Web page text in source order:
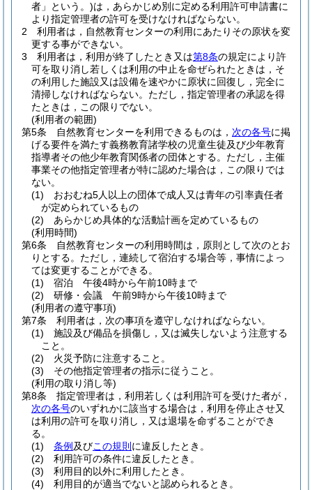
者」という。)は，あらかじめ別に定める利用許可申請書に
より指定管理者の許可を受けなければならない。
2
利用者は，自然教育センターの利用にあたりその原状を変
更する事ができない。
3
利用者は，利用が終了したとき又は第8条の規定により許
可を取り消し若しくは利用の中止を命ぜられたときは，そ
の利用した施設又は設備を速やかに原状に回復し，完全に
清掃しなければならない。 ただし，指定管理者の承認を得
たときは，この限りでない。
(利用者の範囲)
第5条
自然教育センターを利用できるものは， 次の各号に掲
げる要件を満たす義務教育諸学校の児童生徒及び少年教育
指導者その他少年教育関係者の団体とする。 ただし，主催
事業その他指定管理者が特に認めた場合は，この限りでは
ない。
(1)
おおむね5人以上の団体で成人又は青年の引率責任者
が定められているもの
(2)
あらかじめ具体的な活動計画を定めているもの
(利用時間)
第6条
自然教育センターの利用時間は，原則として次のとお
りとする。 ただし，連続して宿泊する場合等，事情によっ
ては変更することができる。
(1)
宿泊 午後4時から午前10時まで
(2)
研修・会議 午前9時から午後10時まで
(利用者の遵守事項)
第7条
利用者は，次の事項を遵守しなければならない。
(1)
施設及び備品を損傷し，又は滅失しないよう注意する
こと。
(2)
火災予防に注意すること。
(3)
その他指定管理者の指示に従うこと。
(利用の取り消し等)
第8条
指定管理者は，利用若しくは利用許可を受けた者が，
次の各号のいずれかに該当する場合は，利用を停止させ又
は利用の許可を取り消し，又は退場を命ずることができ
る。
(1)
条例 及びこの規則 に違反したとき。
(2)
利用許可の条件に違反したとき。
(3)
利用目的以外に利用したとき。
(4)
利用目的が適当でないと認められるとき。